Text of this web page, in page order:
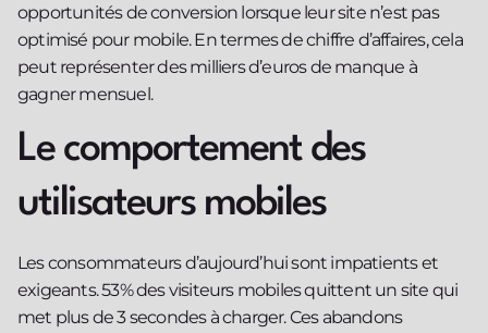
opportunités de conversion lorsque leur site n’est pas
optimisé pour mobile. En termes de chiffre d’affaires, cela
peut représenter des milliers d’euros de manque à
gagner mensuel.
Le comportement des
utilisateurs mobiles
Les consommateurs d’aujourd’hui sont impatients et
exigeants. 53% des visiteurs mobiles quittent un site qui
met plus de 3 secondes à charger. Ces abandons